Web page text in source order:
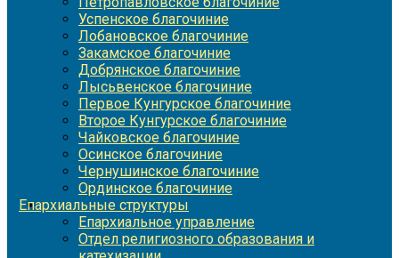
Успенское благочиние
Лобановское благочиние
Закамское благочиние
Добрянское благочиние
Лысьвенское благочиние
Первое Кунгурское благочиние
Второе Кунгурское благочиние
Чайковское благочиние
Осинское благочиние
Чернушинское благочиние
Ординское благочиние
Епархиальные структуры
Епархиальное управление
Отдел религиозного образования и